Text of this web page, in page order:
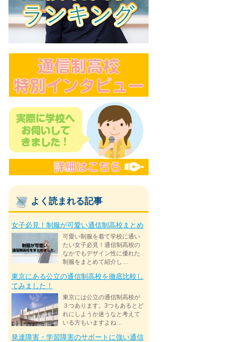
よく読まれる記事
女子必見！制服が可愛い通信制高校まとめ
可愛い制服を着て学校に通い
たい女子必見！通信制高校の
なかでもデザイン性に優れた
制服をまとめて紹介し…
東京にある公立の通信制高校を徹底比較し
てみました！
東京には公立の通信制高校が
３つあります。3つもあるとど
れにしようか迷うなと考えて
いる方もいますよね…
発達障害・学習障害のサポートに強い通信